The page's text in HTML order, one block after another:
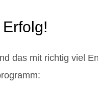
das mit richtig viel